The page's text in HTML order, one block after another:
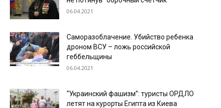
06.04.2021
Саморазоблачение. Убийство ребенка
дроном ВСУ – ложь российской
геббельщины
06.04.2021
“Украинский фашизм”: туристы ОРДЛО
летят на курорты Египта из Киева